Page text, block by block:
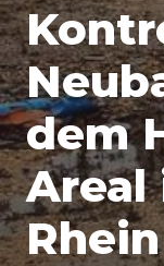
dem
Areal
Rhein